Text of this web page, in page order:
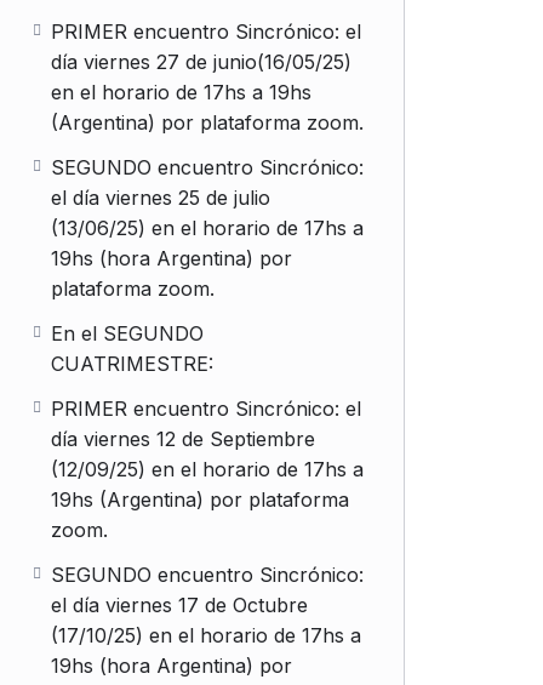
PRIMER encuentro Sincrónico: el
día viernes 27 de junio(16/05/25)
en el horario de 17hs a 19hs
(Argentina) por plataforma zoom.
SEGUNDO encuentro Sincrónico:
el día viernes 25 de julio
(13/06/25) en el horario de 17hs a
19hs (hora Argentina) por
plataforma zoom.
En el SEGUNDO
CUATRIMESTRE:
PRIMER encuentro Sincrónico: el
día viernes 12 de Septiembre
(12/09/25) en el horario de 17hs a
19hs (Argentina) por plataforma
zoom.
SEGUNDO encuentro Sincrónico:
el día viernes 17 de Octubre
(17/10/25) en el horario de 17hs a
19hs (hora Argentina) por